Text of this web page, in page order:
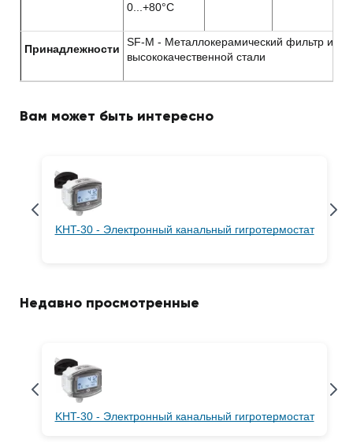
0...+80°C
Принадлежности
SF-M - Металлокерамический фильтр из
высококачественной стали
Вам может быть интересно
KHT-30 - Электронный канальный гигротермостат
Недавно просмотренные
KHT-30 - Электронный канальный гигротермостат